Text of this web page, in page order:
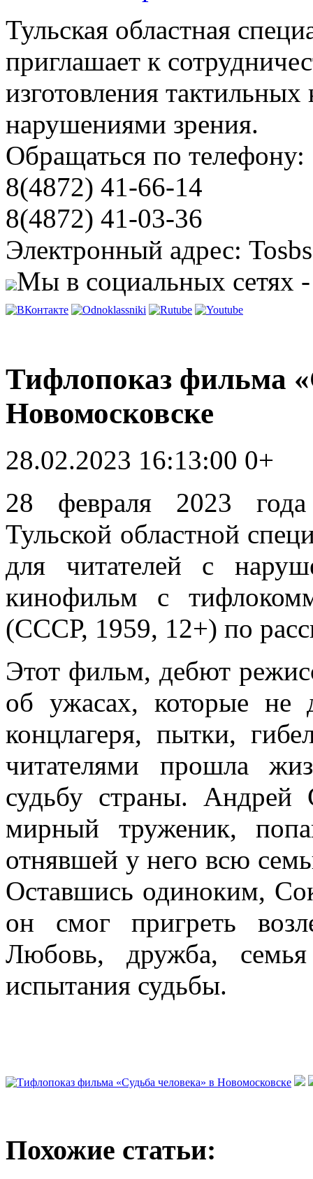
Тульская областная
приглашает к
изготовления
нарушениями зрения.
Обращаться по телефону:
8(4872) 41-66-14
8(4872) 41-03-36
Электронный адрес:
Мы в социальных сетях
Тифлопоказ фильма
Новомосковске
28.02.2023 16:13:00 0+
28 февраля 2023
Тульской областной
для читателей с
кинофильм с
(СССР, 1959, 12+) по
Этот фильм, дебют
об ужасах, которые не
концлагеря, пытки,
читателями прошла
судьбу страны. Андрей
мирный труженик,
отнявшей у него всю
Оставшись одиноким,
он смог пригреть
Любовь, дружба,
испытания судьбы.
Похожие статьи: